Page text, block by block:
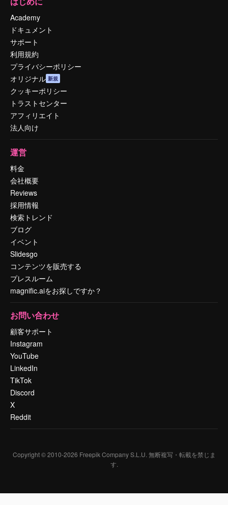
Academy
ドキュメント
サポート
利用規約
プライバシーポリシー
オリジナル 新規
クッキーポリシー
トラストセンター
アフィリエイト
法人向け
運営
料金
会社概要
Reviews
採用情報
検索トレンド
ブログ
イベント
Slidesgo
コンテンツを販売する
プレスルーム
magnific.aiをお探しですか？
お問い合わせ
顧客サポート
Instagram
YouTube
LinkedIn
TikTok
Discord
X
Reddit
Copyright © 2010-2026 Freepik Company S.L.U. 無断複写・転載を禁じま
す.